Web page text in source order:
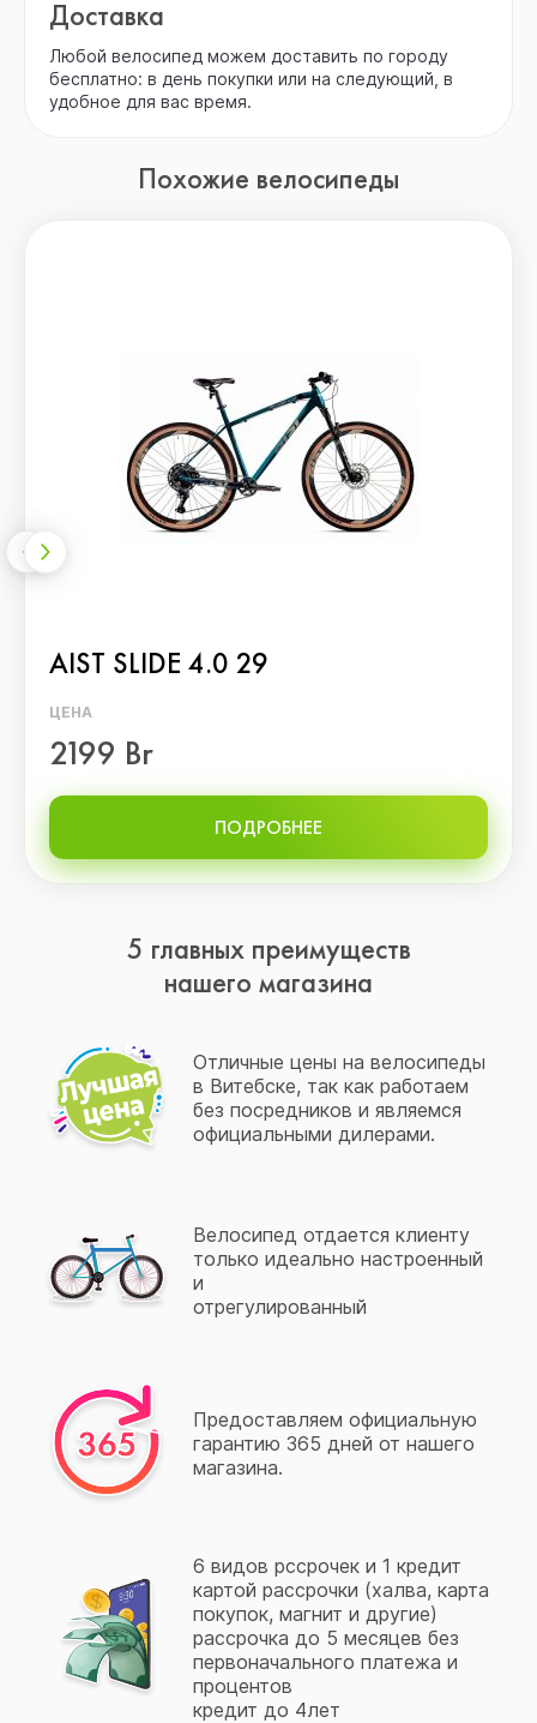
Доставка
Любой велосипед можем доставить по городу
бесплатно: в день покупки или на следующий, в
удобное для вас время.
Похожие велосипеды
AIST SLIDE 4.0 29
ЦЕНА
2199 Br
ПОДРОБНЕЕ
5 главных преимуществ
нашего магазина
Отличные цены на велосипеды
в Витебске, так как работаем
без посредников и являемся
официальными дилерами.
Велосипед отдается клиенту
только идеально настроенный
и
отрегулированный
Предоставляем официальную
гарантию 365 дней от нашего
магазина.
6 видов рссрочек и 1 кредит
картой рассрочки (халва, карта
покупок, магнит и другие)
рассрочка до 5 месяцев без
первоначального платежа и
процентов
кредит до 4лет